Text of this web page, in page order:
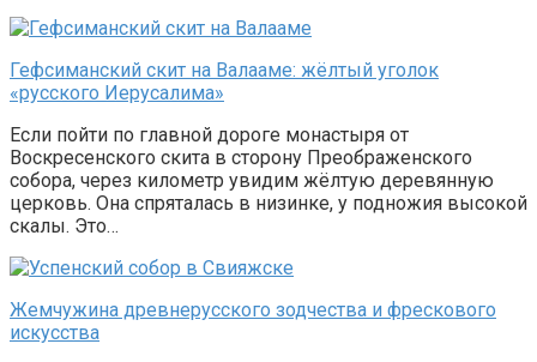
Гефсиманский скит на Валааме: жёлтый уголок
«русского Иерусалима»
Если пойти по главной дороге монастыря от
Воскресенского скита в сторону Преображенского
собора, через километр увидим жёлтую деревянную
церковь. Она спряталась в низинке, у подножия высокой
скалы. Это…
Жемчужина древнерусского зодчества и фрескового
искусства